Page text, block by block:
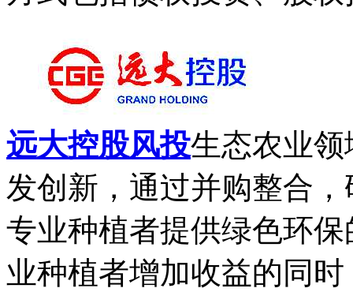
远大控股风投生态农业
发创新，通过并购整合
专业种植者提供绿色环
业种植者增加收益的同